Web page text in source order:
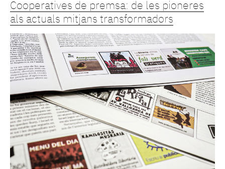
Cooperatives de premsa: de les pioneres
als actuals mitjans transformadors